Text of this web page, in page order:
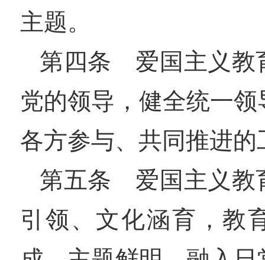
主题。
第四条 爱国主义教
党的领导，健全统一
各方参与、共同推进的
第五条 爱国主义教
引领、文化涵育，教